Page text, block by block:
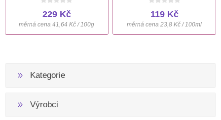
229 Kč
měrná cena 41,64 Kč / 100g
119 Kč
měrná cena 23,8 Kč / 100ml
Kategorie
Výrobci